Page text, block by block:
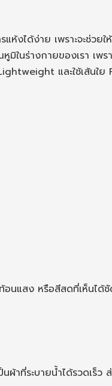
ห้งได้ง่าย เพราะจะช่ว
นร่างกายของเรา เพร
และใช้เส้นใ
อนแสง หรือสีสดที่เห็นได้
าที่ระบายน้ำได้รวดเร็ว